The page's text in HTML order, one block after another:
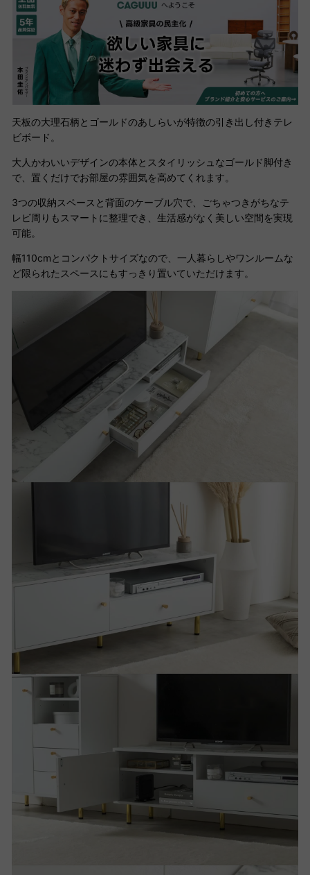
天板の大理石柄とゴールドのあしらいが特徴の引き出し付きテレ
ビボード。
大人かわいいデザインの本体とスタイリッシュなゴールド脚付き
で、置くだけでお部屋の雰囲気を高めてくれます。
3つの収納スペースと背面のケーブル穴で、ごちゃつきがちなテ
レビ周りもスマートに整理でき、生活感がなく美しい空間を実現
可能。
幅110cmとコンパクトサイズなので、一人暮らしやワンルームな
ど限られたスペースにもすっきり置いていただけます。